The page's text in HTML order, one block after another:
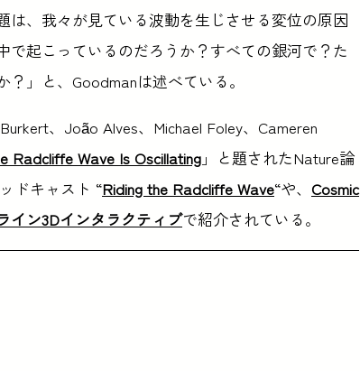
、我々が見ている波動を生じさせる変位の原因
起こっているのだろうか？すべての銀河で？た
」と、Goodmanは述べている。
、João Alves、Michael Foley、Cameren
Radcliffe Wave Is Oscillating」と題されたNature論
ドキャスト “Riding the Radcliffe Wave“や、 Cosmic
イン3Dインタラクティブで紹介されている。